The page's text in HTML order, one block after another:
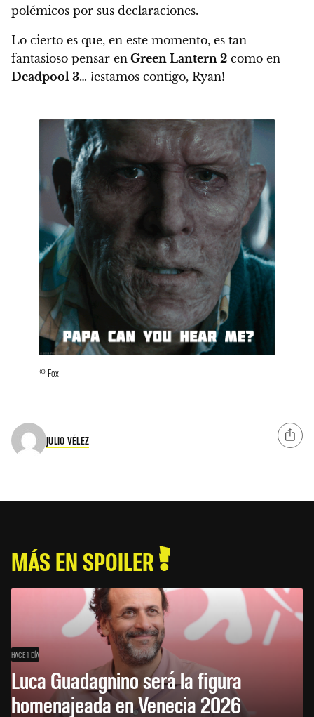
polémicos por sus declaraciones.
Lo cierto es que, en este momento, es tan
fantasioso pensar en Green Lantern 2 como en
Deadpool 3… ¡estamos contigo, Ryan!
© Fox
JULIO VÉLEZ
MÁS EN SPOILER
HACE 1 DÍA
Luca Guadagnino será la figura
homenajeada en Venecia 2026